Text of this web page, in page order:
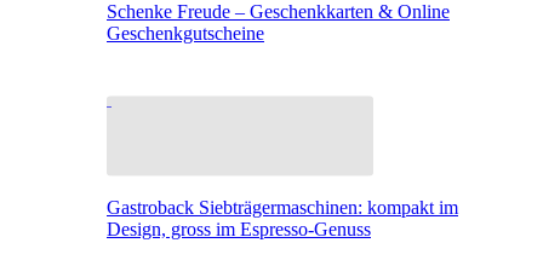
Schenke Freude – Geschenkkarten & Online
Geschenkgutscheine
Gastroback Siebträgermaschinen: kompakt im
Design, gross im Espresso-Genuss